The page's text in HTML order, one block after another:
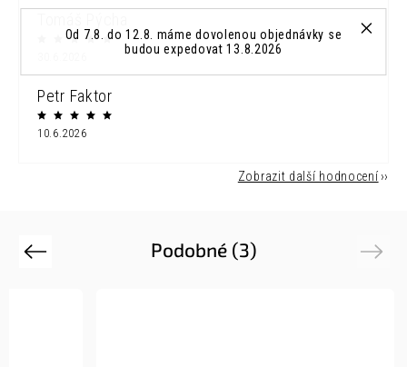
Od 7.8. do 12.8. máme dovolenou objednávky se
budou expedovat 13.8.2026
Petr Faktor
10.6.2026
Zobrazit další hodnocení
Podobné (3)
Previous Next